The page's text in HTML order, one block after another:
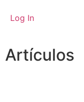
Log In
Artículos